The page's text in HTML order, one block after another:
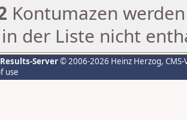
Kontumazen
der Liste nicht
Server© 2006-2026 Heinz Herzog,
use